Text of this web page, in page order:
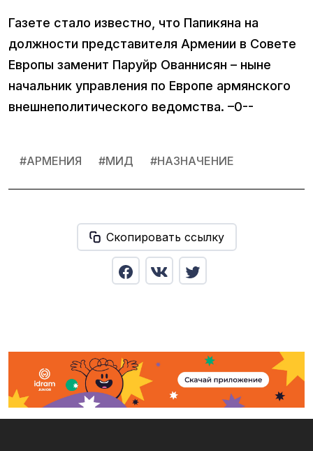
Газете стало известно, что Папикяна на
должности представителя Армении в Совете
Европы заменит Паруйр Ованнисян – ныне
начальник управления по Европе армянского
внешнеполитического ведомства. –0--
#АРМЕНИЯ #МИД #НАЗНАЧЕНИЕ
Скопировать ссылку